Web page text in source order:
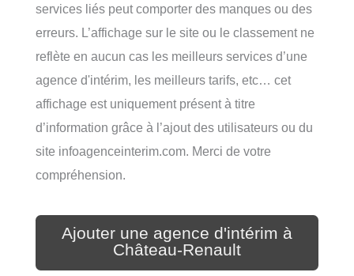
services liés peut comporter des manques ou des
erreurs. L’affichage sur le site ou le classement ne
reflète en aucun cas les meilleurs services d’une
agence d'intérim, les meilleurs tarifs, etc… cet
affichage est uniquement présent à titre
d’information grâce à l’ajout des utilisateurs ou du
site infoagenceinterim.com. Merci de votre
compréhension.
Ajouter une agence d'intérim à
Château-Renault